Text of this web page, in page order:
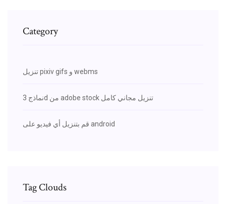
Category
تنزيل pixiv gifs و webms
نماذج 3d من adobe stock تنزيل مجاني كامل
قم بتنزيل أي فيديو على android
Tag Clouds